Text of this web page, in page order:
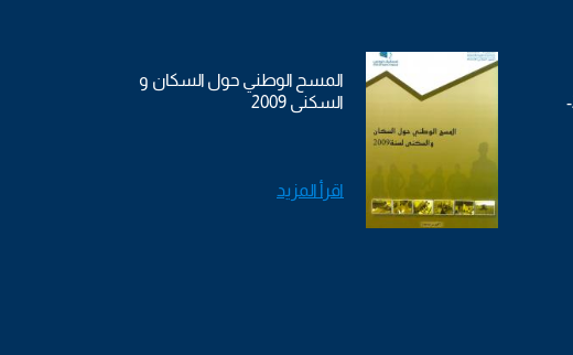
والاستقطاب في تونس 2000-
المسح الوطني حول السكان و
السكنى 2009
اقرأ المزيد